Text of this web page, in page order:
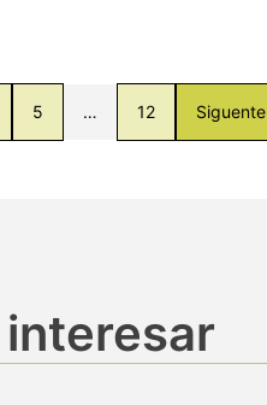
5 … 12 Siguente